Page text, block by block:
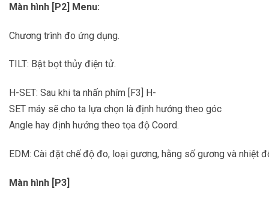
Màn hình [P2] Menu:
Chương trình đo ứng dụng.
TILT: Bật bọt thủy điện tử.
H-SET: Sau khi ta nhấn phím [F3] H-
SET máy sẽ cho ta lựa chọn là định hướng theo góc
Angle hay định hướng theo tọa độ Coord.
EDM: Cài đặt chế độ đo, loại gương, hằng số gương và nhiệt
Màn hình [P3]